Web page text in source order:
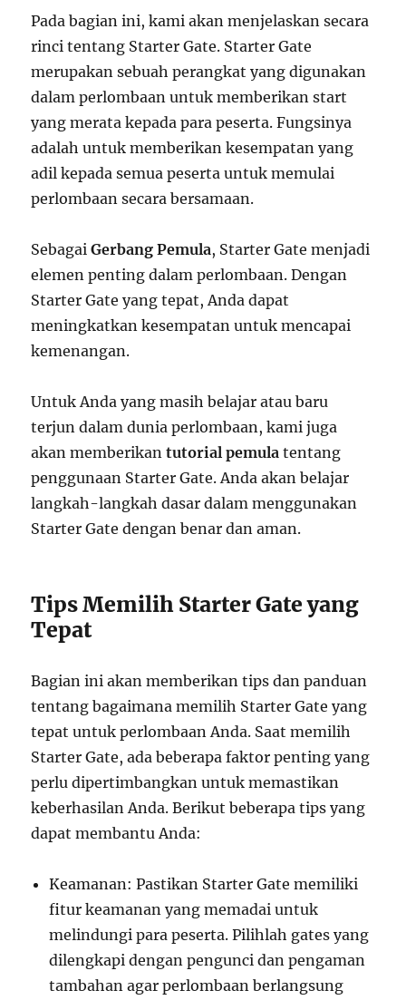
Pada bagian ini, kami akan menjelaskan secara
rinci tentang Starter Gate. Starter Gate
merupakan sebuah perangkat yang digunakan
dalam perlombaan untuk memberikan start
yang merata kepada para peserta. Fungsinya
adalah untuk memberikan kesempatan yang
adil kepada semua peserta untuk memulai
perlombaan secara bersamaan.
SebagaiGerbang Pemula, Starter Gate menjadi
elemen penting dalam perlombaan. Dengan
Starter Gate yang tepat, Anda dapat
meningkatkan kesempatan untuk mencapai
kemenangan.
Untuk Anda yang masih belajar atau baru
terjun dalam dunia perlombaan, kami juga
akan memberikantutorial pemula tentang
penggunaan Starter Gate. Anda akan belajar
langkah-langkah dasar dalam menggunakan
Starter Gate dengan benar dan aman.
Tips Memilih Starter Gate yang
Tepat
Bagian ini akan memberikan tips dan panduan
tentang bagaimana memilih Starter Gate yang
tepat untuk perlombaan Anda. Saat memilih
Starter Gate, ada beberapa faktor penting yang
perlu dipertimbangkan untuk memastikan
keberhasilan Anda. Berikut beberapa tips yang
dapat membantu Anda:
Keamanan: Pastikan Starter Gate memiliki
fitur keamanan yang memadai untuk
melindungi para peserta. Pilihlah gates yang
dilengkapi dengan pengunci dan pengaman
tambahan agar perlombaan berlangsung